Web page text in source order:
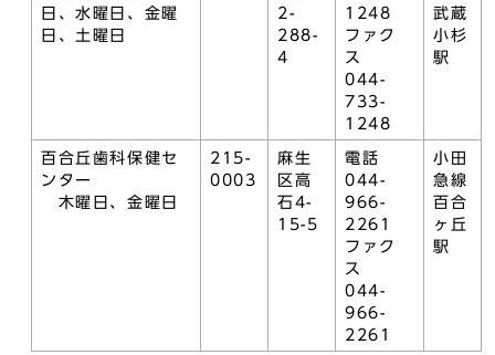
日、水曜日、金曜
日、土曜日
2-
288-
4
1248
ファク
ス
044-
733-
1248
武蔵
小杉
駅
百合丘歯科保健セ
ンター
木曜日、金曜日
215-
0003
麻生
区高
石4-
15-5
電話
044-
966-
2261
ファク
ス
044-
966-
2261
小田
急線
百合
ヶ丘
駅